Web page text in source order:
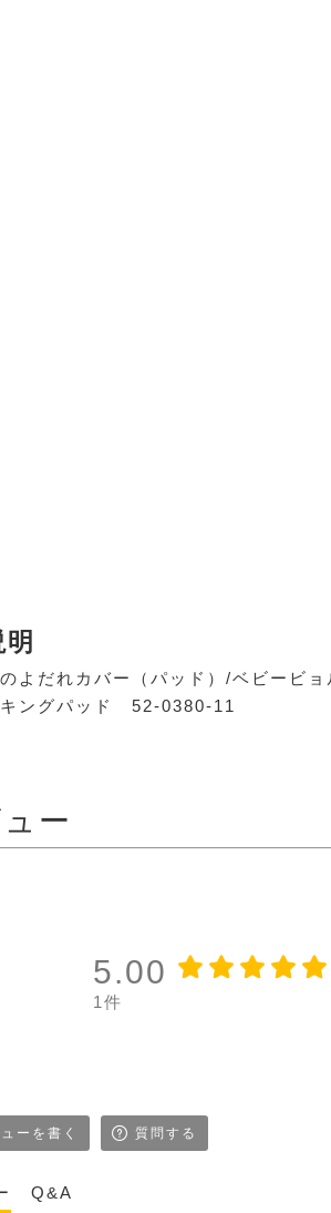
よだれカバー（パッド）/ベビービ
キングパッド 52-0380-11
ー
5.00
1件
ーを書く 質問する
Q&A